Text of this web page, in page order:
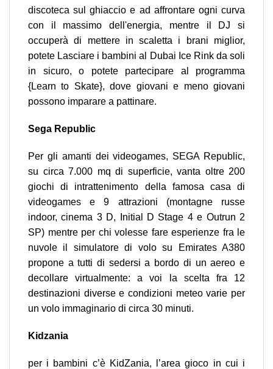
discoteca sul ghiaccio e ad affrontare ogni curva
con il massimo dell'energia, mentre il DJ si
occuperà di mettere in scaletta i brani miglior,
potete Lasciare i bambini al Dubai Ice Rink da soli
in sicuro, o potete partecipare al programma
{Learn to Skate}, dove giovani e meno giovani
possono imparare a pattinare.
Sega Republic
Per gli amanti dei videogames, SEGA Republic,
su circa 7.000 mq di superficie, vanta oltre 200
giochi di intrattenimento della famosa casa di
videogames e 9 attrazioni (montagne russe
indoor, cinema 3 D, Initial D Stage 4 e Outrun 2
SP) mentre per chi volesse fare esperienze fra le
nuvole il simulatore di volo su Emirates A380
propone a tutti di sedersi a bordo di un aereo e
decollare virtualmente: a voi la scelta fra 12
destinazioni diverse e condizioni meteo varie per
un volo immaginario di circa 30 minuti.
Kidzania
per i bambini c’è KidZania, l’area gioco in cui i